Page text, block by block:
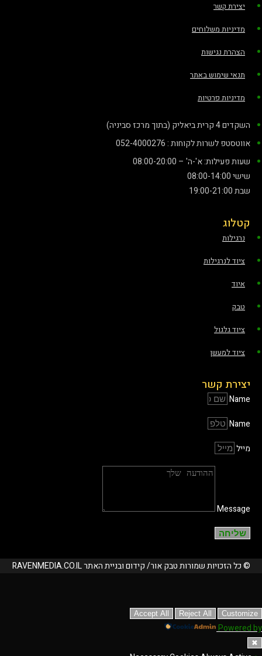
יצירת קשר
מדיניות משלוחים
הצהרת נגישות
תנאי שימוש באתר
מדיניות פרטיות
השקדים 4 קרית ביאליק (בתוך מרכז סביניה)
אווטסטפ לשרות לקוחות : 052-4000276
שעות פעילות: א'-ה' – 08:00-20:00
שישי 08:00-14:00
שבת 19:00-21:00
קטלוג
נרגילות
ציוד לנרגילות
איוד
טבק
ציוד גלגול
ציוד למעשן
יצירת קשר
Name
Name
מייל
Message
שליחה
© כל הזכויות שמורות טבק אור/ קידום ובניית האתר RAVENMEDIA.CO.IL
Customize
Reject All
Accept All
Powered by
✖